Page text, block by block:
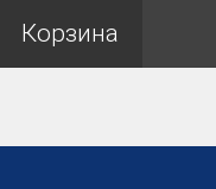
Корзина